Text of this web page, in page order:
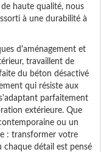
haute qualité, nous
à une durabilité à
d'aménagement et
travaillent de
du béton désactivé
qui résiste aux
parfaitement
extérieure. Que
ou un
: transformer votre
détail est pensé